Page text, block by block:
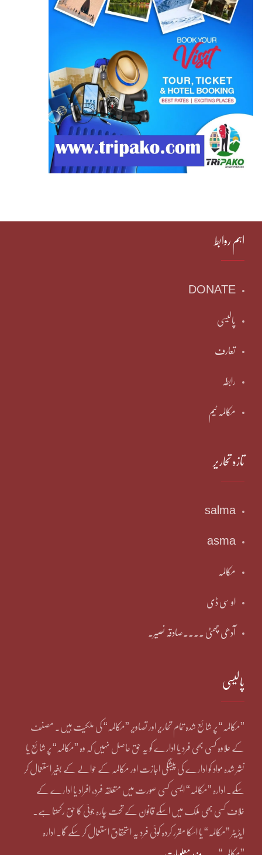
اہم روابط
DONATE
پالیسی
تعارف
رابطہ
مکالمہ ٹیم
تازہ تحاریر
salma
asma
مکالمہ
او سی ڈی
آدھی چھٹی ۔۔۔۔صادقہ نصیر۔
پالیسی
”مکالمہ“ پر شائع شدہ تمام تحاریر اور تصاویر ”مکالمہ“ کی ملکیت ہیں۔ مصنف
کے علاوہ کسی بھی فرد یا ادارے کو یہ حق حاصل نہیں کہ وہ ”مکالمہ“ پر شائع یا
نشر شدہ مواد کو ادارے کی پیشگی اجازت اور مکالمہ کے حوالے کے بغیر استعمال کر
سکے۔ ادارہ ”مکالمہ“ ایسی کسی صورت میں متعلقہ فرد، افراد یا ادارے کے
خلاف کسی بھی ملک میں اسکے قانون کے تحت چارہ جوئی کا حق رکھتا ہے۔
ایڈیٹر ”مکالمہ“ یا اسکا مقرر کردہ کوئی فرد یہ استحقاق استعمال کر سکے گا۔ ادارہ